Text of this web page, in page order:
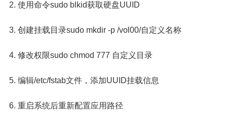
2. 使用命令sudo blkid获取硬盘UUID
3. 创建挂载目录sudo mkdir -p /vol00/自定义名称
4. 修改权限sudo chmod 777 自定义目录
5. 编辑/etc/fstab文件，添加UUID挂载信息
6. 重启系统后重新配置应用路径